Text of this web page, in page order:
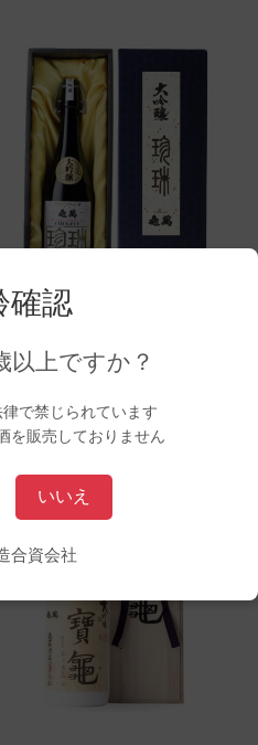
確認
以上ですか？
で禁じられています
を販売しておりません
いいえ
合資会社